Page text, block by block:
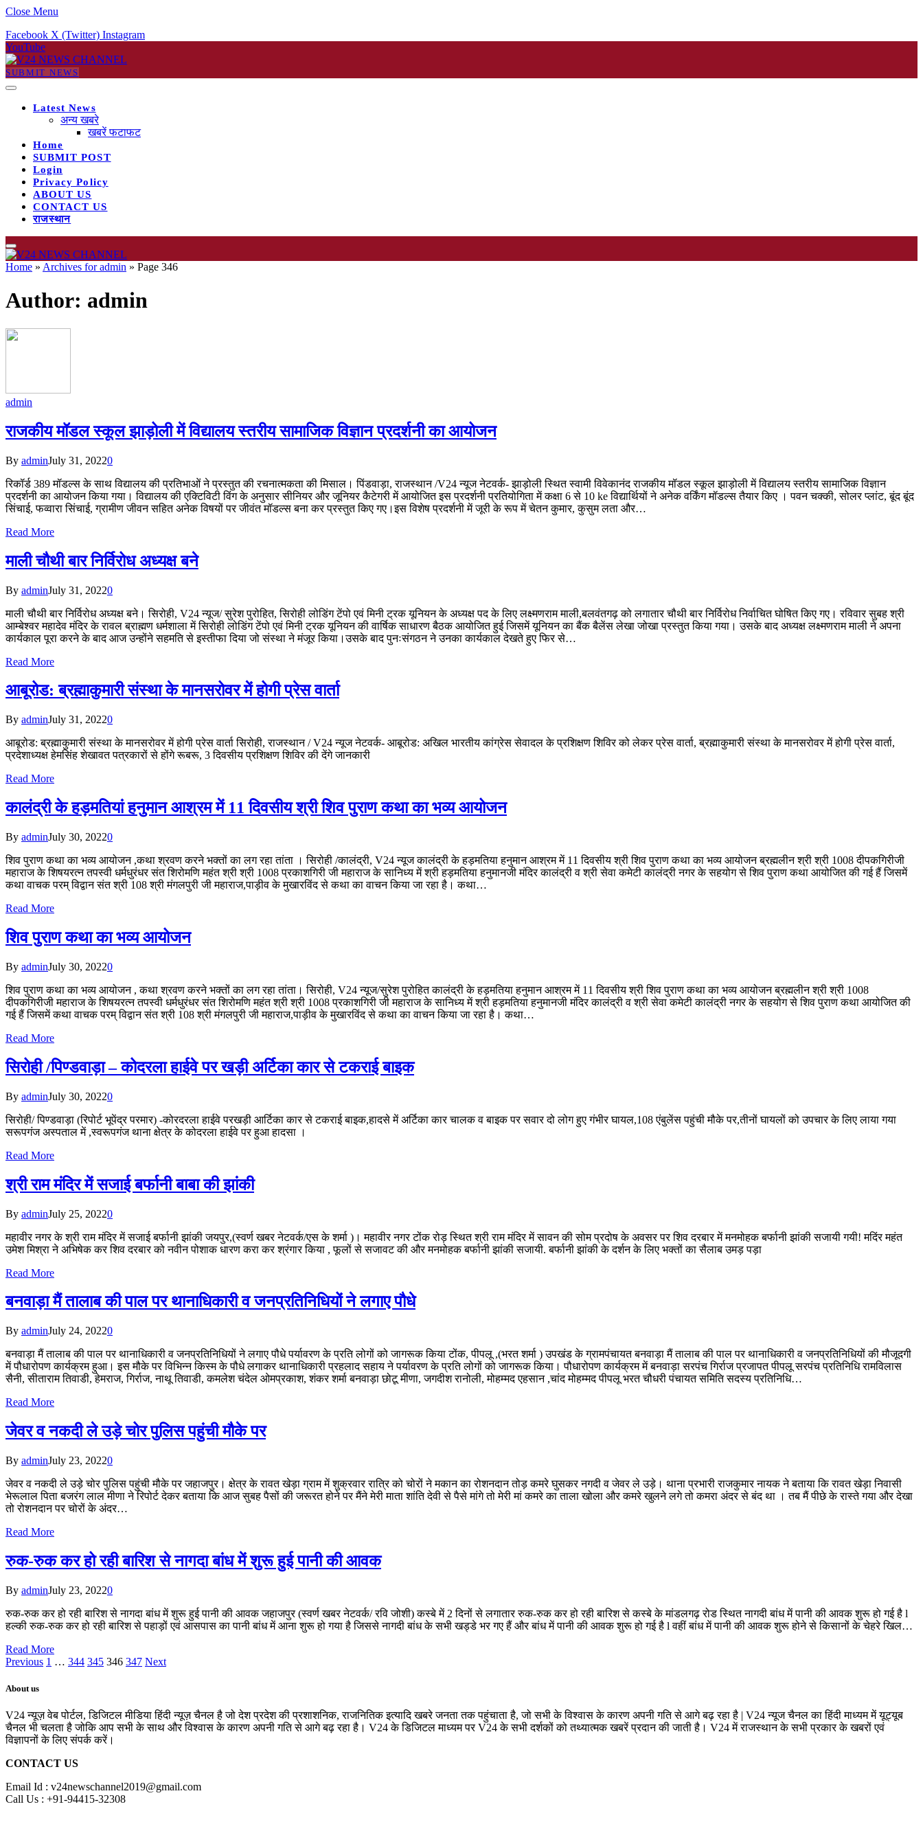
Close Menu
Facebook X (Twitter) Instagram
YouTube
SUBMIT NEWS
Latest News
अन्य खबरे
खबरें फटाफट
Home
SUBMIT POST
Login
Privacy Policy
ABOUT US
CONTACT US
राजस्थान
Home » Archives for admin » Page 346
Author: admin
admin
राजकीय मॉडल स्कूल झाड़ोली में विद्यालय स्तरीय सामाजिक विज्ञान प्रदर्शनी का आयोजन
By adminJuly 31, 20220
रिकॉर्ड 389 मॉडल्स के साथ विद्यालय की प्रतिभाओं ने प्रस्तुत की रचनात्मकता की मिसाल। पिंडवाड़ा, राजस्थान /V24 न्यूज नेटवर्क- झाड़ोली स्थित स्वामी विवेकानंद राजकीय मॉडल स्कूल झाड़ोली में विद्यालय स्तरीय सामाजिक विज्ञान
प्रदर्शनी का आयोजन किया गया। विद्यालय की एक्टिविटी विंग के अनुसार सीनियर और जूनियर कैटेगरी में आयोजित इस प्रदर्शनी प्रतियोगिता में कक्षा 6 से 10 ke विद्यार्थियों ने अनेक वर्किंग मॉडल्स तैयार किए । पवन चक्की, सोलर प्लांट, बूंद बूंद
सिंचाई, फव्वारा सिंचाई, ग्रामीण जीवन सहित अनेक विषयों पर जीवंत मॉडल्स बना कर प्रस्तुत किए गए।इस विशेष प्रदर्शनी में जूरी के रूप में चेतन कुमार, कुसुम लता और…
Read More
माली चौथी बार निर्विरोध अध्यक्ष बने
By adminJuly 31, 20220
माली चौथी बार निर्विरोध अध्यक्ष बने। सिरोही, V24 न्यूज/ सुरेश पुरोहित, सिरोही लोडिंग टेंपो एवं मिनी ट्रक यूनियन के अध्यक्ष पद के लिए लक्ष्मणराम माली,बलवंतगढ़ को लगातार चौथी बार निर्विरोध निर्वाचित घोषित किए गए। रविवार सुबह श्री
आम्बेश्वर महादेव मंदिर के रावल ब्राह्मण धर्मशाला में सिरोही लोडिंग टेंपो एवं मिनी ट्रक यूनियन की वार्षिक साधारण बैठक आयोजित हुई जिसमें यूनियन का बैंक बैलेंस लेखा जोखा प्रस्तुत किया गया। उसके बाद अध्यक्ष लक्ष्मणराम माली ने अपना
कार्यकाल पूरा करने के बाद आज उन्होंने सहमति से इस्तीफा दिया जो संस्था ने मंजूर किया।उसके बाद पुनःसंगठन ने उनका कार्यकाल देखते हुए फिर से…
Read More
आबूरोड: ब्रह्माकुमारी संस्था के मानसरोवर में होगी प्रेस वार्ता
By adminJuly 31, 20220
आबूरोड: ब्रह्माकुमारी संस्था के मानसरोवर में होगी प्रेस वार्ता सिरोही, राजस्थान / V24 न्यूज नेटवर्क- आबूरोड: अखिल भारतीय कांग्रेस सेवादल के प्रशिक्षण शिविर को लेकर प्रेस वार्ता, ब्रह्माकुमारी संस्था के मानसरोवर में होगी प्रेस वार्ता,
प्रदेशाध्यक्ष हेमसिंह शेखावत पत्रकारों से होंगे रूबरू, 3 दिवसीय प्रशिक्षण शिविर की देंगे जानकारी
Read More
कालंद्री के हड़मतियां हनुमान आश्रम में 11 दिवसीय श्री शिव पुराण कथा का भव्य आयोजन
By adminJuly 30, 20220
शिव पुराण कथा का भव्य आयोजन ,कथा श्रवण करने भक्तों का लग रहा तांता । सिरोही /कालंद्री, V24 न्यूज कालंद्री के हड़मतिया हनुमान आश्रम में 11 दिवसीय श्री शिव पुराण कथा का भव्य आयोजन ब्रह्मलीन श्री श्री 1008 दीपकगिरीजी
महाराज के शिषयरत्न तपस्वी धर्मधुरंधर संत शिरोमणि महंत श्री श्री 1008 प्रकाशगिरी जी महाराज के सानिध्य में श्री हड़मतिया हनुमानजी मंदिर कालंद्री व श्री सेवा कमेटी कालंद्री नगर के सहयोग से शिव पुराण कथा आयोजित की गई हैं जिसमें
कथा वाचक परम् विद्वान संत श्री 108 श्री मंगलपुरी जी महाराज,पाड़ीव के मुखारविंद से कथा का वाचन किया जा रहा है। कथा…
Read More
शिव पुराण कथा का भव्य आयोजन
By adminJuly 30, 20220
शिव पुराण कथा का भव्य आयोजन , कथा श्रवण करने भक्तों का लग रहा तांता। सिरोही, V24 न्यूज/सुरेश पुरोहित कालंद्री के हड़मतिया हनुमान आश्रम में 11 दिवसीय श्री शिव पुराण कथा का भव्य आयोजन ब्रह्मलीन श्री श्री 1008
दीपकगिरीजी महाराज के शिषयरत्न तपस्वी धर्मधुरंधर संत शिरोमणि महंत श्री श्री 1008 प्रकाशगिरी जी महाराज के सानिध्य में श्री हड़मतिया हनुमानजी मंदिर कालंद्री व श्री सेवा कमेटी कालंद्री नगर के सहयोग से शिव पुराण कथा आयोजित की
गई हैं जिसमें कथा वाचक परम् विद्वान संत श्री 108 श्री मंगलपुरी जी महाराज,पाड़ीव के मुखारविंद से कथा का वाचन किया जा रहा है। कथा…
Read More
सिरोही /पिण्डवाड़ा – कोदरला हाईवे पर खड़ी अर्टिका कार से टकराई बाइक
By adminJuly 30, 20220
सिरोही/ पिण्डवाड़ा (रिपोर्ट भूपेंद्र परमार) -कोरदरला हाईवे परखड़ी आर्टिका कार से टकराई बाइक,हादसे में अर्टिका कार चालक व बाइक पर सवार दो लोग हुए गंभीर घायल,108 एंबुलेंस पहुंची मौके पर,तीनों घायलों को उपचार के लिए लाया गया
सरूपगंज अस्पताल में ,स्वरूपगंज थाना क्षेत्र के कोदरला हाईवे पर हुआ हादसा ।
Read More
श्री राम मंदिर में सजाई बर्फानी बाबा की झांकी
By adminJuly 25, 20220
महावीर नगर के श्री राम मंदिर में सजाई बर्फानी झांकी जयपुर,(स्वर्ण खबर नेटवर्क/एस के शर्मा )। महावीर नगर टोंक रोड़ स्थित श्री राम मंदिर में सावन की सोम प्रदोष के अवसर पर शिव दरबार में मनमोहक बर्फानी झांकी सजायी गयी! मदिंर महंत
उमेश मिश्रा ने अभिषेक कर शिव दरबार को नवीन पोशाक धारण करा कर श्रंगार किया , फूलों से सजावट की और मनमोहक बर्फानी झांकी सजायी. बर्फानी झांकी के दर्शन के लिए भक्तों का सैलाब उमड़ पड़ा
Read More
बनवाड़ा मैं तालाब की पाल पर थानाधिकारी व जनप्रतिनिधियों ने लगाए पौधे
By adminJuly 24, 20220
बनवाड़ा मैं तालाब की पाल पर थानाधिकारी व जनप्रतिनिधियों ने लगाए पौधे पर्यावरण के प्रति लोगों को जागरूक किया टोंक, पीपलू ,(भरत शर्मा ) उपखंड के ग्रामपंचायत बनवाड़ा मैं तालाब की पाल पर थानाधिकारी व जनप्रतिनिधियों की मौजूदगी
में पौधारोपण कार्यक्रम हुआ। इस मौके पर विभिन्न किस्म के पौधे लगाकर थानाधिकारी प्रहलाद सहाय ने पर्यावरण के प्रति लोगों को जागरूक किया। पौधारोपण कार्यक्रम में बनवाड़ा सरपंच गिर्राज प्रजापत पीपलू सरपंच प्रतिनिधि रामविलास
सैनी, सीताराम तिवाडी, हेमराज, गिर्राज, नाथू तिवाडी, कमलेश चंदेल ओमप्रकाश, शंकर शर्मा बनवाड़ा छोटू मीणा, जगदीश रानोली, मोहम्मद एहसान ,चांद मोहम्मद पीपलू भरत चौधरी पंचायत समिति सदस्य प्रतिनिधि…
Read More
जेवर व नकदी ले उड़े चोर पुलिस पहुंची मौके पर
By adminJuly 23, 20220
जेवर व नकदी ले उड़े चोर पुलिस पहुंची मौके पर जहाजपुर। क्षेत्र के रावत खेड़ा ग्राम में शुक्रवार रात्रि को चोरों ने मकान का रोशनदान तोड़ कमरे घुसकर नगदी व जेवर ले उड़े। थाना प्रभारी राजकुमार नायक ने बताया कि रावत खेड़ा निवासी
भेरूलाल पिता बजरंग लाल मीणा ने रिपोर्ट देकर बताया कि आज सुबह पैसों की जरूरत होने पर मैंने मेरी माता शांति देवी से पैसे मांगे तो मेरी मां कमरे का ताला खोला और कमरे खुलने लगे तो कमरा अंदर से बंद था । तब मैं पीछे के रास्ते गया और देखा
तो रोशनदान पर चोरों के अंदर…
Read More
रुक-रुक कर हो रही बारिश से नागदा बांध में शुरू हुई पानी की आवक
By adminJuly 23, 20220
रुक-रुक कर हो रही बारिश से नागदा बांध में शुरू हुई पानी की आवक जहाजपुर (स्वर्ण खबर नेटवर्क/ रवि जोशी) कस्बे में 2 दिनों से लगातार रुक-रुक कर हो रही बारिश से कस्बे के मांडलगढ़ रोड स्थित नागदी बांध में पानी की आवक शुरू हो गई है l
हल्की रुक-रुक कर हो रही बारिश से पहाड़ों एवं आसपास का पानी बांध में आना शुरू हो गया है जिससे नागदी बांध के सभी खड्डे भर गए हैं और बांध में पानी की आवक शुरू हो गई है l वहीं बांध में पानी की आवक शुरू होने से किसानों के चेहरे खिल…
Read More
Previous 1 … 344 345 346 347 Next
About us
V24 न्यूज़ वेब पोर्टल, डिजिटल मीडिया हिंदी न्यूज़ चैनल है जो देश प्रदेश की प्रशाशनिक, राजनितिक इत्यादि खबरे जनता तक पहुंचाता है, जो सभी के विश्वास के कारण अपनी गति से आगे बढ़ रहा है | V24 न्यूज चैनल का हिंदी माध्यम में यूट्यूब
चैनल भी चलता है जोकि आप सभी के साथ और विश्वास के कारण अपनी गति से आगे बढ़ रहा है। V24 के डिजिटल माध्यम पर V24 के सभी दर्शकों को तथ्यात्मक खबरें प्रदान की जाती है। V24 में राजस्थान के सभी प्रकार के खबरों एवं
विज्ञापनों के लिए संपर्क करें।
CONTACT US
Email Id : v24newschannel2019@gmail.com
Call Us : +91-94415-32308